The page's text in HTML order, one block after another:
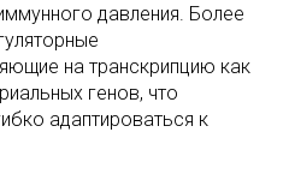
давления. Более
на транскрипцию как
генов, что
адаптироваться к